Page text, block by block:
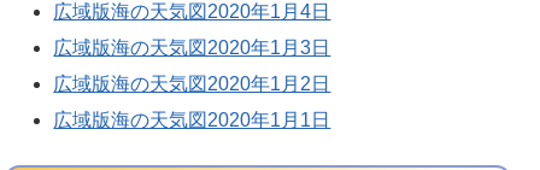
広域版海の天気図2020年1月4日
広域版海の天気図2020年1月3日
広域版海の天気図2020年1月2日
広域版海の天気図2020年1月1日